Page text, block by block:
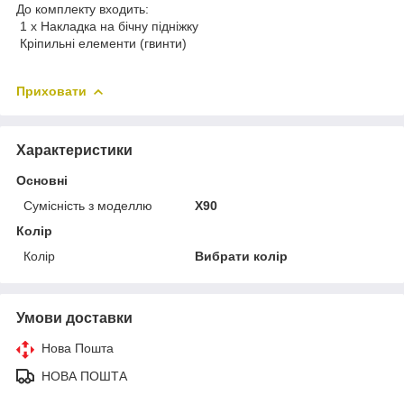
До комплекту входить:
1 x Накладка на бічну підніжку
Кріпильні елементи (гвинти)
Приховати
Характеристики
Основні
Сумісність з моделлю
X90
Колір
Колір
Вибрати колір
Умови доставки
Нова Пошта
НОВА ПОШТА